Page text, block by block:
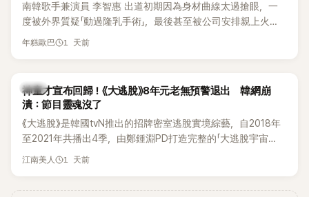
南韓歌手兼演員 李智惠 出道初期因為身材曲線太過搶眼，一
度被外界質疑「動過隆乳手術」，最後甚至被公司安排親上火
線，召開前所未見的「泳裝記者會」澄清。這場記者會後來還被
熱議。 2日播出的 SBS 綜藝節目《我的經紀人太難搞－秘書
鎮》，邀請同時兼顧工作與育兒的演藝圈代表「媽媽群」——李智
惠、李賢怡、李恩亨，以第13位「My Star」身分登場，分享最真
實的生活日常。 節目一開始，李瑞鎮 率先與李智惠會合，兩人
邊搭車邊聊天，氣氛輕鬆。聊到最近的新聞，李瑞鎮突然直球
發問：「妳不是上新聞了？說妳去做整形？是人中縮短手術嗎？」
惠也毫不閃躲，淡定接招，兩人鬥嘴默契十足。 話題接著一路
年糕歐巴 1 天前
韓星
神童才宣布回歸！《大逃脫》8年元老無預警退出 韓網崩
潰：節目靈魂沒了
《大逃脫》是韓國tvN推出的招牌密室逃脫實境綜藝，自2018年
至2021年共播出4季，由鄭鍾淵PD打造完整的「大逃脫宇宙
（DTCU）」，憑藉燒腦劇情、電影級場景與龐大世界觀，累積
江南美人 1 天前